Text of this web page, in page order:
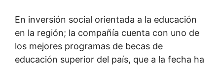
En inversión social orientada a la educación
en la región; la compañía cuenta con uno de
los mejores programas de becas de
educación superior del país, que a la fecha ha